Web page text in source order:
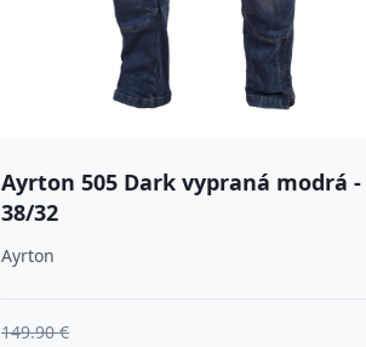
Ayrton 505 Dark vypraná modrá -
38/32
Ayrton
149.90 €